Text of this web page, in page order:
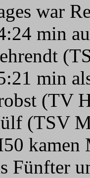
war
min
min
(TV
(TSV
kamen
Fünfter